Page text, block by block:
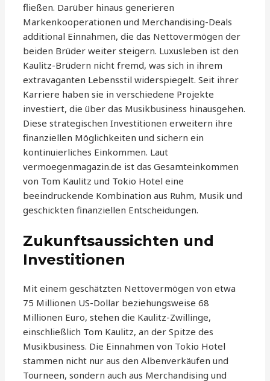
fließen. Darüber hinaus generieren
Markenkooperationen und Merchandising-Deals
additional Einnahmen, die das Nettovermögen der
beiden Brüder weiter steigern. Luxusleben ist den
Kaulitz-Brüdern nicht fremd, was sich in ihrem
extravaganten Lebensstil widerspiegelt. Seit ihrer
Karriere haben sie in verschiedene Projekte
investiert, die über das Musikbusiness hinausgehen.
Diese strategischen Investitionen erweitern ihre
finanziellen Möglichkeiten und sichern ein
kontinuierliches Einkommen. Laut
vermoegenmagazin.de ist das Gesamteinkommen
von Tom Kaulitz und Tokio Hotel eine
beeindruckende Kombination aus Ruhm, Musik und
geschickten finanziellen Entscheidungen.
Zukunftsaussichten und
Investitionen
Mit einem geschätzten Nettovermögen von etwa
75 Millionen US-Dollar beziehungsweise 68
Millionen Euro, stehen die Kaulitz-Zwillinge,
einschließlich Tom Kaulitz, an der Spitze des
Musikbusiness. Die Einnahmen von Tokio Hotel
stammen nicht nur aus den Albenverkäufen und
Tourneen, sondern auch aus Merchandising und